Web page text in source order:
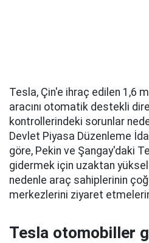
Tesla, Çin'e ihraç edilen 1,6
aracını otomatik destekli
kontrollerindeki sorunlar
Devlet Piyasa Düzenleme
göre, Pekin ve Şangay'daki
gidermek için uzaktan
nedenle araç sahiplerinin
merkezlerini ziyaret
Tesla otomobiller